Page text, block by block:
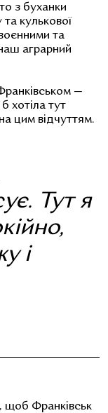
з буханки
та кулькової
та
аграрний
—
хотіла тут
цим відчуттям.
Тут я
і
щоб Франківськ